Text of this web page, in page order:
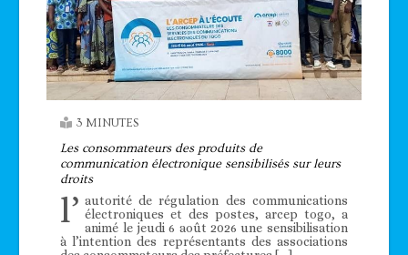
3 MINUTES
Les consommateurs des produits de
communication électronique sensibilisés sur leurs
droits
l’ autorité de régulation des communications
électroniques et des postes, arcep togo, a
animé le jeudi 6 août 2026 une sensibilisation
à l’intention des représentants des associations